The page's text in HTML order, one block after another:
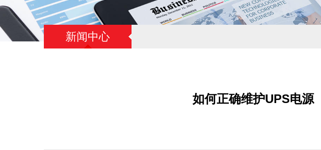
新闻中心
如何正确维护UPS电源